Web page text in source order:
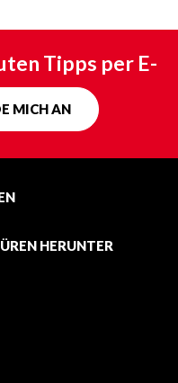
Tipps per E-
MICH AN
HERUNTER